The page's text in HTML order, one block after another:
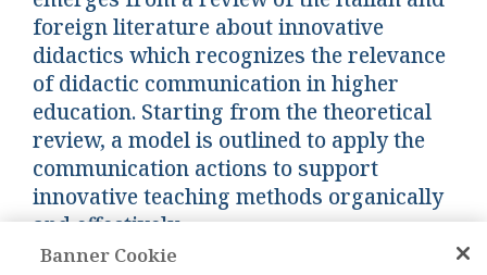
foreign literature about innovative
didactics which recognizes the relevance
of didactic communication in higher
education. Starting from the theoretical
review, a model is outlined to apply the
communication actions to support
innovative teaching methods organically
and effectively.
Banner Cookie